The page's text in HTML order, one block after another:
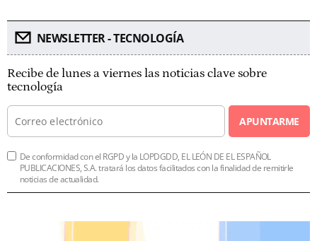
NEWSLETTER - TECNOLOGÍA
Recibe de lunes a viernes las noticias clave sobre
tecnología
APUNTARME
De conformidad con el RGPD y la LOPDGDD, EL LEÓN DE EL ESPAÑOL
PUBLICACIONES, S.A. tratará los datos facilitados con la finalidad de remitirle
noticias de actualidad.